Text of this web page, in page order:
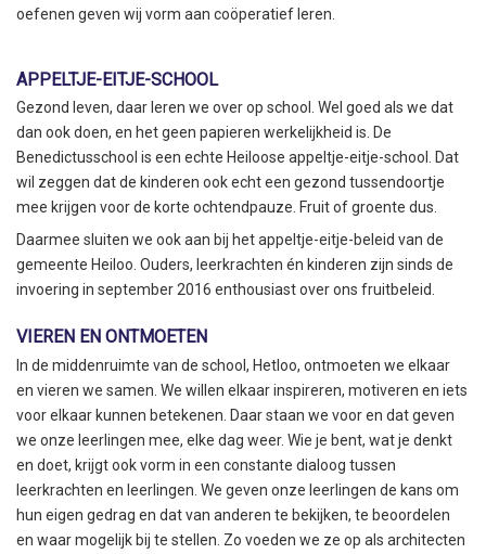
oefenen geven wij vorm aan coöperatief leren.
APPELTJE-EITJE-SCHOOL
Gezond leven, daar leren we over op school. Wel goed als we dat
dan ook doen, en het geen papieren werkelijkheid is. De
Benedictusschool is een echte Heiloose appeltje-eitje-school. Dat
wil zeggen dat de kinderen ook echt een gezond tussendoortje
mee krijgen voor de korte ochtendpauze. Fruit of groente dus.
Daarmee sluiten we ook aan bij het appeltje-eitje-beleid van de
gemeente Heiloo. Ouders, leerkrachten én kinderen zijn sinds de
invoering in september 2016 enthousiast over ons fruitbeleid.
VIEREN EN ONTMOETEN
In de middenruimte van de school, Hetloo, ontmoeten we elkaar
en vieren we samen. We willen elkaar inspireren, motiveren en iets
voor elkaar kunnen betekenen. Daar staan we voor en dat geven
we onze leerlingen mee, elke dag weer. Wie je bent, wat je denkt
en doet, krijgt ook vorm in een constante dialoog tussen
leerkrachten en leerlingen. We geven onze leerlingen de kans om
hun eigen gedrag en dat van anderen te bekijken, te beoordelen
en waar mogelijk bij te stellen. Zo voeden we ze op als architecten